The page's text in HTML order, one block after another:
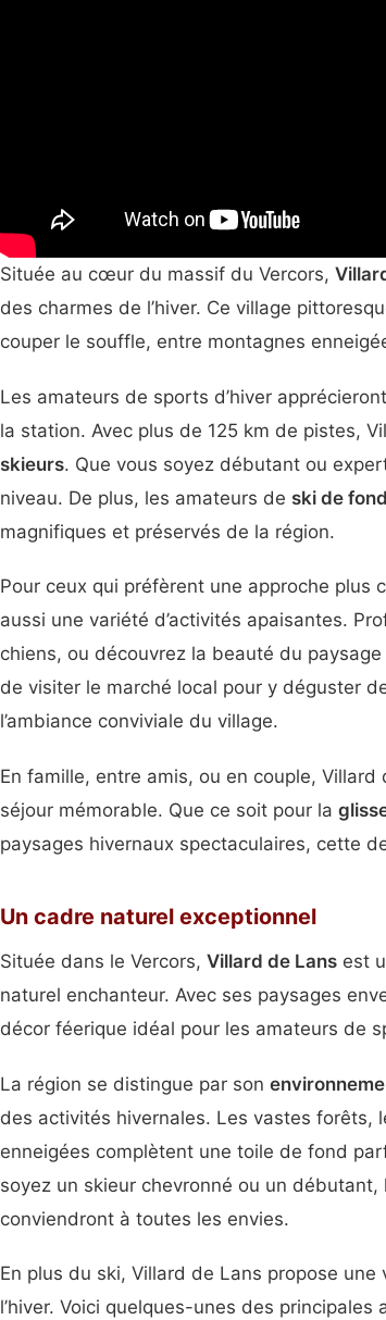
Située au cœur du massif du Vercors,
des charmes de l’hiver. Ce village
couper le souffle, entre montagnes
Les amateurs de sports d’hiver
la station. Avec plus de 125 km de pistes,
skieurs. Que vous soyez débutant ou
niveau. De plus, les amateurs de ski de fond
magnifiques et préservés de la région.
Pour ceux qui préfèrent une approche plus
aussi une variété d’activités apaisantes.
chiens, ou découvrez la beauté du
de visiter le marché local pour y déguster
l’ambiance conviviale du village.
En famille, entre amis, ou en couple,
séjour mémorable. Que ce soit pour la
paysages hivernaux spectaculaires, cette
Un cadre naturel exceptionnel
Située dans le Vercors, Villard de Lans est
naturel enchanteur. Avec ses paysages
décor féerique idéal pour les amateurs de
La région se distingue par son
des activités hivernales. Les vastes forêts,
enneigées complètent une toile de fond
soyez un skieur chevronné ou un débutant,
conviendront à toutes les envies.
En plus du ski, Villard de Lans propose
l’hiver. Voici quelques-unes des principales